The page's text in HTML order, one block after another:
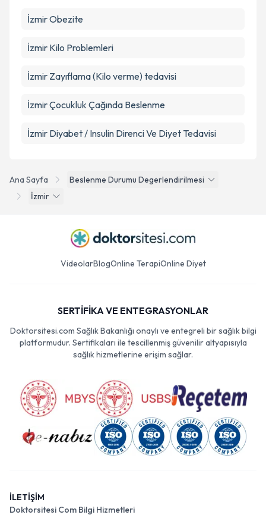
Ana Sayfa
Beslenme Durumu Degerlendirilmesi
İzmir
İzmir Obezite
İzmir Kilo Problemleri
İzmir Zayıflama (Kilo verme) tedavisi
İzmir Çocukluk Çağında Beslenme
İzmir Diyabet / Insulin Direnci Ve Diyet Tedavisi
VideolarBlogOnline TerapiOnline Diyet
SERTİFİKA VE ENTEGRASYONLAR
Doktorsitesi.com Sağlık Bakanlığı onaylı ve entegreli bir sağlık bilgi
platformudur. Sertifikaları ile tescillenmiş güvenilir altyapısıyla
sağlık hizmetlerine erişim sağlar.
İLETİŞİM
Doktorsitesi Com Bilgi Hizmetleri